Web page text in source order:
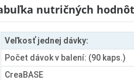
nutričných hodnôt
Veľkosť jednej dávky:
Počet dávok v balení: (90 kaps.)
CreaBASE